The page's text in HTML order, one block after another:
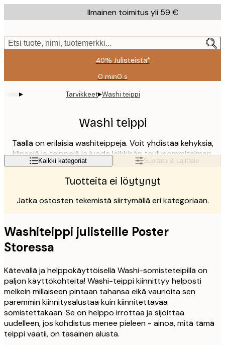
to
content.
Ilmainen toimitus yli 59 €
Etsi tuote, nimi, tuotemerkki...
40% Julisteista*
0 min0 s
Voimassa
asti:
2026-
09
▸ Tarvikkeet▸Washi teippi
Washi teippi
Täällä on erilaisia washiteippejä. Voit yhdistää kehyksiä,
klipsejä ja teippejä ja luoda leikkisän taulusommitelman.
Washiteipillä teippaat julisteesi tyylikkäästi ja helposti!
Hyvä ratkaisu lastenhuoneeseen, kirjoituspöydän
moodboardiin ja silloin kun et halua tehdä reikiä seiniin.
Lue lisää
Kaikki kategoriat Suodata & Lajittele
Tuotteita ei löytynyt
Jatka ostosten tekemistä siirtymällä eri kategoriaan.
Washiteippi julisteille Poster
Storessa
Kätevällä ja helppokäyttöisellä Washi-somisteteipillä on
paljon käyttökohteita! Washi-teippi kiinnittyy helposti
melkein millaiseen pintaan tahansa eikä vaurioita sen
paremmin kiinnitysalustaa kuin kiinnitettävää
somistettakaan. Se on helppo irrottaa ja sijoittaa
uudelleen, jos kohdistus menee pieleen - ainoa, mitä tämä
teippi vaatii, on tasainen alusta.